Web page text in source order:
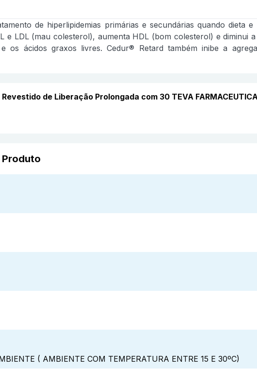
de hiperlipidemias primárias e secundárias quando dieta
e LDL (mau colesterol), aumenta HDL (bom colesterol) e diminui
os ácidos graxos livres. Cedur® Retard também inibe a
de Liberação Prolongada com 30 TEVA
( AMBIENTE COM TEMPERATURA ENTRE 15 E 30ºC)